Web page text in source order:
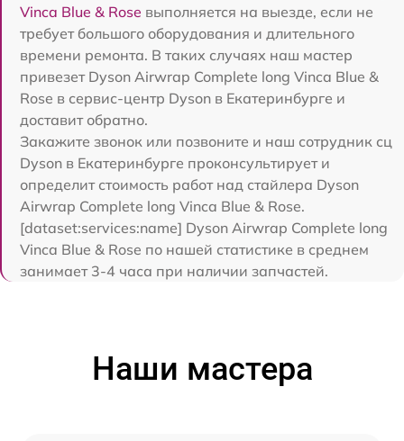
Vinca Blue & Rose выполняется на выезде, если не
требует большого оборудования и длительного
времени ремонта. В таких случаях наш мастер
привезет Dyson Airwrap Complete long Vinca Blue &
Rose в сервис-центр Dyson в Екатеринбурге и
доставит обратно.
Закажите звонок или позвоните и наш сотрудник сц
Dyson в Екатеринбурге проконсультирует и
определит стоимость работ над стайлера Dyson
Airwrap Complete long Vinca Blue & Rose.
[dataset:services:name] Dyson Airwrap Complete long
Vinca Blue & Rose по нашей статистике в среднем
занимает 3-4 часа при наличии запчастей.
Наши мастера